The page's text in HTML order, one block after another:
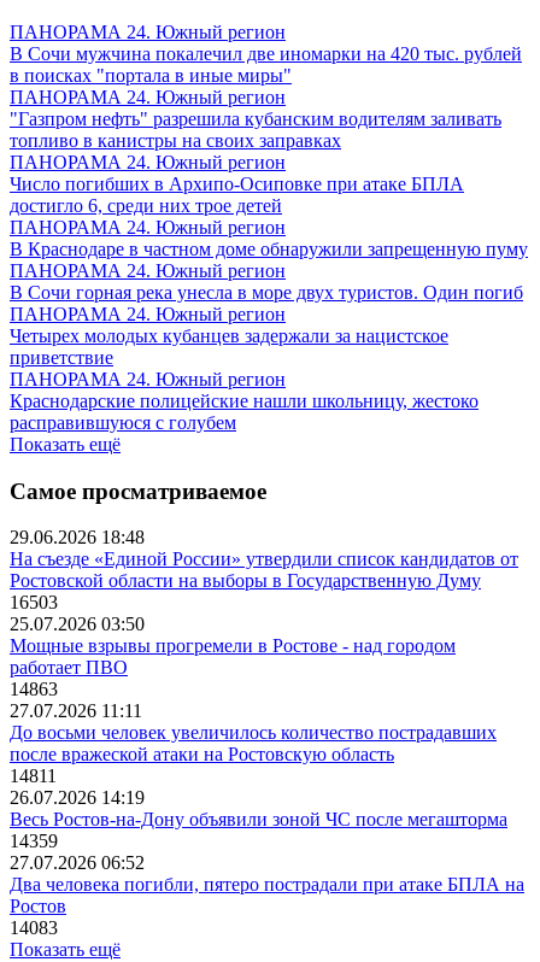
ПАНОРАМА 24. Южный регион
В Сочи мужчина покалечил две иномарки на 420 тыс. рублей
в поисках "портала в иные миры"
ПАНОРАМА 24. Южный регион
"Газпром нефть" разрешила кубанским водителям заливать
топливо в канистры на своих заправках
ПАНОРАМА 24. Южный регион
Число погибших в Архипо-Осиповке при атаке БПЛА
достигло 6, среди них трое детей
ПАНОРАМА 24. Южный регион
В Краснодаре в частном доме обнаружили запрещенную пуму
ПАНОРАМА 24. Южный регион
В Сочи горная река унесла в море двух туристов. Один погиб
ПАНОРАМА 24. Южный регион
Четырех молодых кубанцев задержали за нацистское
приветствие
ПАНОРАМА 24. Южный регион
Краснодарские полицейские нашли школьницу, жестоко
расправившуюся с голубем
Показать ещё
Самое просматриваемое
29.06.2026 18:48
На съезде «Единой России» утвердили список кандидатов от
Ростовской области на выборы в Государственную Думу
16503
25.07.2026 03:50
Мощные взрывы прогремели в Ростове - над городом
работает ПВО
14863
27.07.2026 11:11
До восьми человек увеличилось количество пострадавших
после вражеской атаки на Ростовскую область
14811
26.07.2026 14:19
Весь Ростов-на-Дону объявили зоной ЧС после мегашторма
14359
27.07.2026 06:52
Два человека погибли, пятеро пострадали при атаке БПЛА на
Ростов
14083
Показать ещё